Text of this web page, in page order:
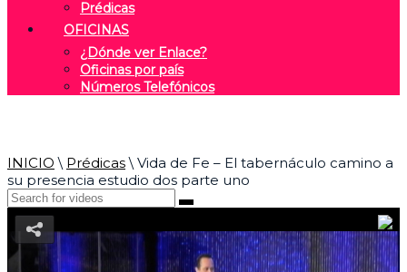
Prédicas
OFICINAS
¿Dónde ver Enlace?
Oficinas por país
Números Telefónicos
INICIO \ Prédicas\ Vida de Fe – El tabernáculo camino a
su presencia estudio dos parte uno